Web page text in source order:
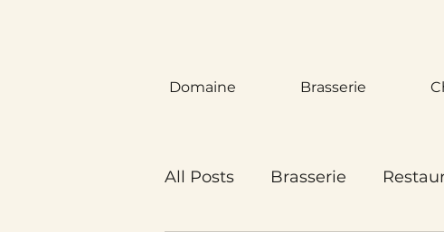
Domaine Brasserie
All Posts Brasserie